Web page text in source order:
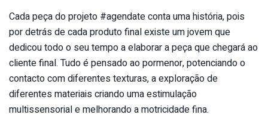
Cada peça do projeto #agendate conta uma história, pois
por detrás de cada produto final existe um jovem que
dedicou todo o seu tempo a elaborar a peça que chegará ao
cliente final. Tudo é pensado ao pormenor, potenciando o
contacto com diferentes texturas, a exploração de
diferentes materiais criando uma estimulação
multissensorial e melhorando a motricidade fina.